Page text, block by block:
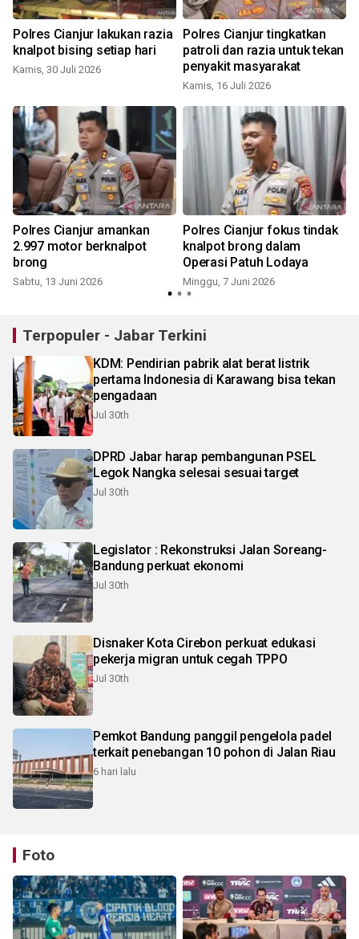
Polres Cianjur lakukan razia
knalpot bising setiap hari
Kamis, 30 Juli 2026
Polres Cianjur tingkatkan
patroli dan razia untuk tekan
penyakit masyarakat
Kamis, 16 Juli 2026
Polres Cianjur amankan
2.997 motor berknalpot
brong
Sabtu, 13 Juni 2026
Polres Cianjur fokus tindak
knalpot brong dalam
Operasi Patuh Lodaya
Minggu, 7 Juni 2026
Terpopuler - Jabar Terkini
KDM: Pendirian pabrik alat berat listrik
pertama Indonesia di Karawang bisa tekan
pengadaan
Jul 30th
DPRD Jabar harap pembangunan PSEL
Legok Nangka selesai sesuai target
Jul 30th
Legislator : Rekonstruksi Jalan Soreang-
Bandung perkuat ekonomi
Jul 30th
Disnaker Kota Cirebon perkuat edukasi
pekerja migran untuk cegah TPPO
Jul 30th
Pemkot Bandung panggil pengelola padel
terkait penebangan 10 pohon di Jalan Riau
6 hari lalu
Foto